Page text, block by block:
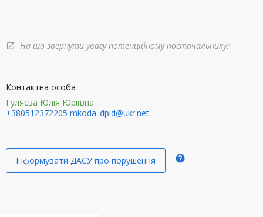
open_in_new На що звернути увагу потенційному постачальнику?
Контактна особа
Гуляєва Юлія Юріївна
+380512372205 mkoda_dpid@ukr.net
Інформувати ДАСУ про порушення help